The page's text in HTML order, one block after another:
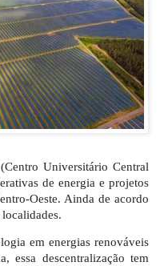
Universitário Central
de energia e projetos
Oeste. Ainda de acordo
em energias renováveis
essa descentralização tem